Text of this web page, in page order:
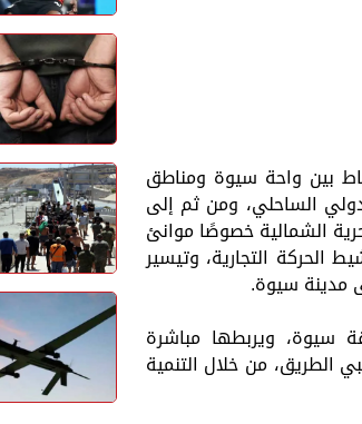
بين واحة سيوة ومناطق
الساحلي، ومن ثم إلى
الشمالية خصوصًا موانئ
الحركة التجارية، وتيسير
مدينة سيوة.
سيوة، ويربطها مباشرة
الطريق، من خلال التنمية